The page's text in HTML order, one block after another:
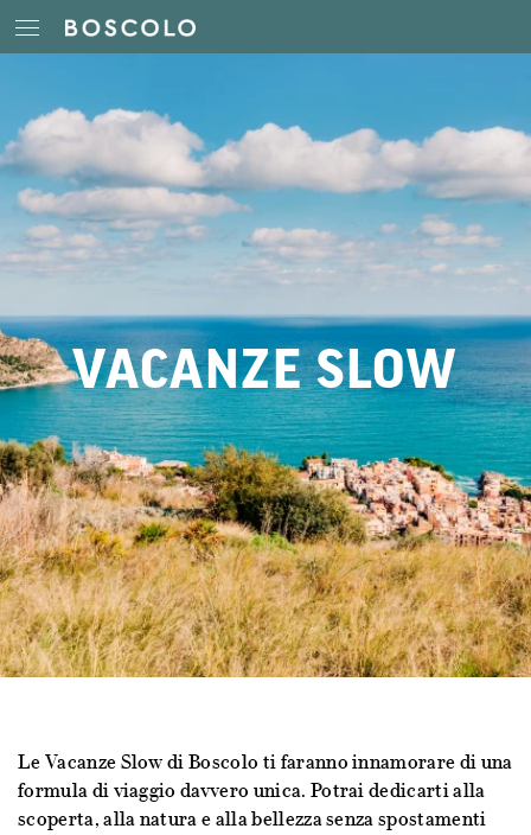
VACANZE SLOW
Le Vacanze Slow di Boscolo ti faranno innamorare di una
formula di viaggio davvero unica. Potrai dedicarti alla
scoperta, alla natura e alla bellezza senza spostamenti